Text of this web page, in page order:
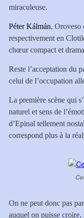
miraculeuse.
Péter Kálmán, Oroveso
respectivement en
chœur compact et
Reste l’acceptation du
celui de l’occupation
La première scène qui
naturel et sens de
d’Epinal tellement
correspond plus à la
On ne peut donc pas
auquel on puisse croire,